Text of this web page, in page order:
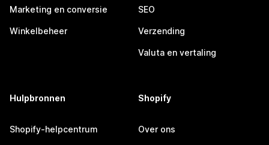
Marketing en conversie
Winkelbeheer
SEO
Verzending
Valuta en vertaling
Hulpbronnen
Shopify-helpcentrum
Shopify
Over ons